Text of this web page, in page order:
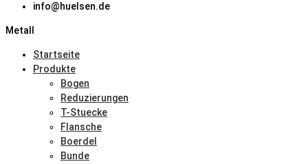
info@huelsen.de
Metall
Startseite
Produkte
Bogen
Reduzierungen
T-Stuecke
Flansche
Boerdel
Bunde